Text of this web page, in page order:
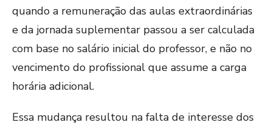
quando a remuneração das aulas extraordinárias
e da jornada suplementar passou a ser calculada
com base no salário inicial do professor, e não no
vencimento do profissional que assume a carga
horária adicional.
Essa mudança resultou na falta de interesse dos